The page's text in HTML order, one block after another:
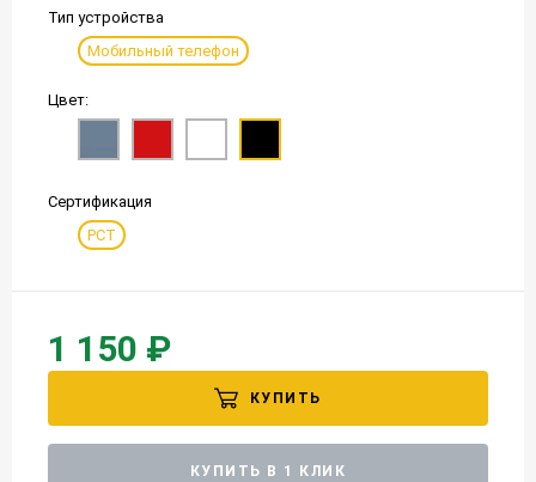
Тип устройства
Мобильный телефон
Цвет:
Сертификация
РСТ
1 150 ₽
КУПИТЬ
КУПИТЬ В 1 КЛИК